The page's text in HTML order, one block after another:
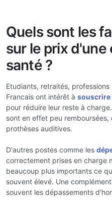
Quels sont les
sur le prix
santé ?
Etudiants, retraités,
Francais ont intérêt à souscrire
pour réduire leur reste à
sont en effet peu remboursées,
prothèses auditives.
D'autres postes comme les
correctement prises en charge
beaucoup plus importants ce
souvent élevé. Une
souvent les dépassements